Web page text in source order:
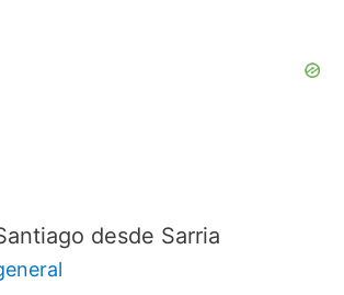
desde Sarria